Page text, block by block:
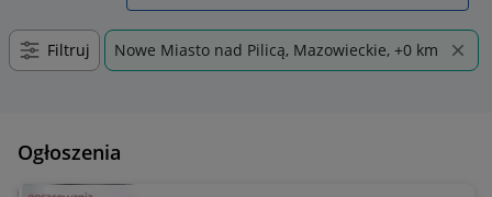
Filtruj Nowe Miasto nad Pilicą, Mazowieckie, +0 km
Ogłoszenia